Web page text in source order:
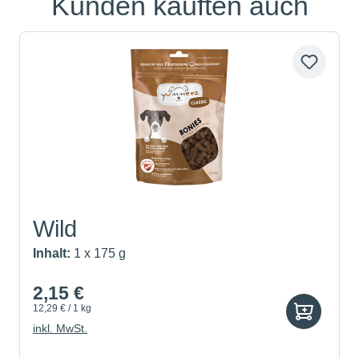
Wild
Inhalt: 1 x 175 g
2,15 €
12,29 € / 1 kg
inkl. MwSt.